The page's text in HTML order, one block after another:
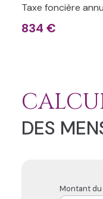
Taxe foncière
834 €
DES
Montant